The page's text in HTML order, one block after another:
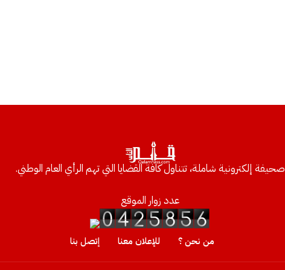
صحيفة إلكترونية شاملة، تتناول كافة القضايا التي تهم الرأي العام الوطني.
عدد زوار الموقع
من نحن ؟ للإعلان معنا إتصل بنا